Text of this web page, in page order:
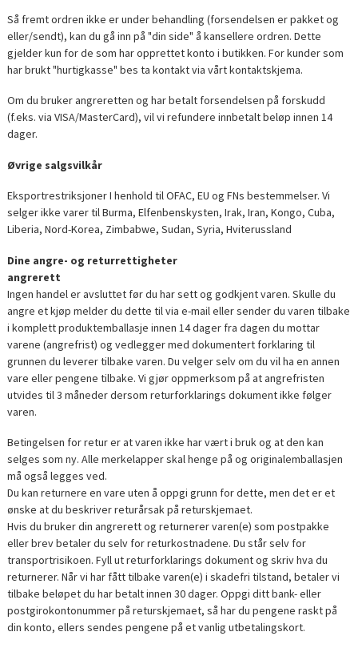
Så fremt ordren ikke er under behandling (forsendelsen er pakket og
eller/sendt), kan du gå inn på "din side" å kansellere ordren. Dette
gjelder kun for de som har opprettet konto i butikken. For kunder som
har brukt "hurtigkasse" bes ta kontakt via vårt kontaktskjema.
Om du bruker angreretten og har betalt forsendelsen på forskudd
(f.eks. via VISA/MasterCard), vil vi refundere innbetalt beløp innen 14
dager.
Øvrige salgsvilkår
Eksportrestriksjoner I henhold til OFAC, EU og FNs bestemmelser. Vi
selger ikke varer til Burma, Elfenbenskysten, Irak, Iran, Kongo, Cuba,
Liberia, Nord-Korea, Zimbabwe, Sudan, Syria, Hviterussland
Dine angre- og returrettigheter
angrerett
Ingen handel er avsluttet før du har sett og godkjent varen. Skulle du
angre et kjøp melder du dette til via e-mail eller sender du varen tilbake
i komplett produktemballasje innen 14 dager fra dagen du mottar
varene (angrefrist) og vedlegger med dokumentert forklaring til
grunnen du leverer tilbake varen. Du velger selv om du vil ha en annen
vare eller pengene tilbake. Vi gjør oppmerksom på at angrefristen
utvides til 3 måneder dersom returforklarings dokument ikke følger
varen.
Betingelsen for retur er at varen ikke har vært i bruk og at den kan
selges som ny. Alle merkelapper skal henge på og originalemballasjen
må også legges ved.
Du kan returnere en vare uten å oppgi grunn for dette, men det er et
ønske at du beskriver returårsak på returskjemaet.
Hvis du bruker din angrerett og returnerer varen(e) som postpakke
eller brev betaler du selv for returkostnadene. Du står selv for
transportrisikoen. Fyll ut returforklarings dokument og skriv hva du
returnerer. Når vi har fått tilbake varen(e) i skadefri tilstand, betaler vi
tilbake beløpet du har betalt innen 30 dager. Oppgi ditt bank- eller
postgirokontonummer på returskjemaet, så har du pengene raskt på
din konto, ellers sendes pengene på et vanlig utbetalingskort.